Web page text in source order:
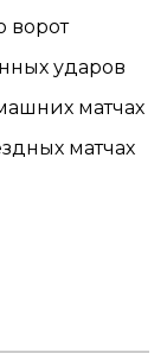
ворот
ударов
матчах
матчах